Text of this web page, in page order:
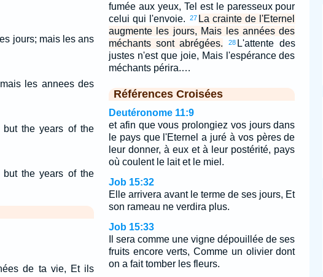
jours; mais les ans
les annees des
but the years of the
but the years of the
de ta vie, Et ils
fumée aux yeux, Tel est le paresseux pour
celui qui l'envoie.
27 La crainte de l'Eternel
augmente les jours, Mais les années des
méchants sont abrégées.
28 L'attente des
justes n'est que joie, Mais l'espérance des
méchants périra.…
Références Croisées
Deutéronome 11:9
et afin que vous prolongiez vos jours dans
le pays que l'Eternel a juré à vos pères de
leur donner, à eux et à leur postérité, pays
où coulent le lait et le miel.
Job 15:32
Elle arrivera avant le terme de ses jours, Et
son rameau ne verdira plus.
Job 15:33
Il sera comme une vigne dépouillée de ses
fruits encore verts, Comme un olivier dont
on a fait tomber les fleurs.